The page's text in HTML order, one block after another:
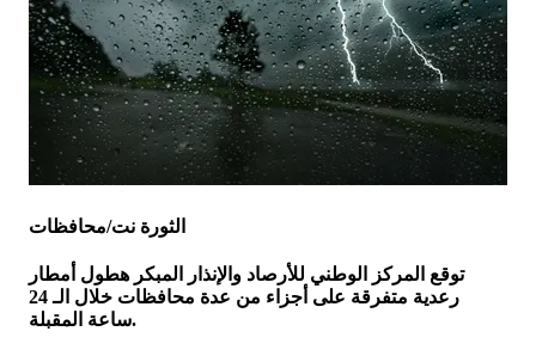
الثورة نت/محافظات
توقع المركز الوطني للأرصاد والإنذار المبكر هطول أمطار
رعدية متفرقة على أجزاء من عدة محافظات خلال الـ 24
ساعة المقبلة.